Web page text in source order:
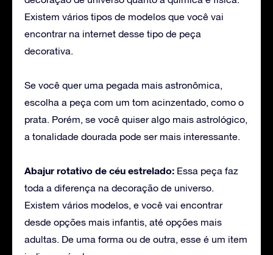
Existem vários tipos de modelos que você vai
encontrar na internet desse tipo de peça
decorativa.
Se você quer uma pegada mais astronômica,
escolha a peça com um tom acinzentado, como o
prata. Porém, se você quiser algo mais astrológico,
a tonalidade dourada pode ser mais interessante.
Abajur rotativo de céu estrelado: Essa peça faz
toda a diferença na decoração de universo.
Existem vários modelos, e você vai encontrar
desde opções mais infantis, até opções mais
adultas. De uma forma ou de outra, esse é um item